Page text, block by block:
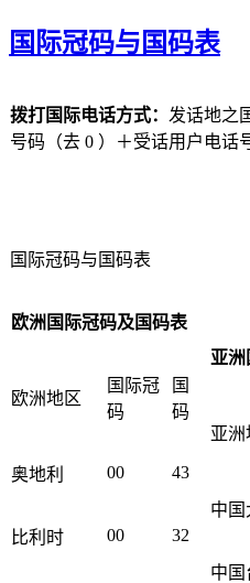
国际冠码与国码表
拨打国际电话方式： 发话地之
号码（去 0 ）＋受话用户电话
国际冠码与国码表
欧洲国际冠码及国码表
欧洲地区
国际冠
码
国
码
奥地利 00 43
比利时 00 32
亚洲
亚洲
中国
中国